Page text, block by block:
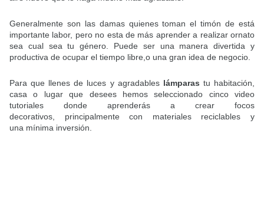
Generalmente son las damas quienes toman el timón de está
importante labor, pero no esta de más aprender a realizar ornato
sea cual sea tu género. Puede ser una manera divertida y
productiva de ocupar el tiempo libre,o una gran idea de negocio.
Para que llenes de luces y agradableslámparas tu habitación,
casa o lugar que desees hemos seleccionado cinco video
tutoriales donde aprenderás a crear focos
decorativos, principalmente con materiales reciclables y
una mínima inversión.